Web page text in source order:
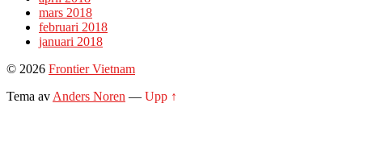
mars 2018
februari 2018
januari 2018
© 2026 Frontier Vietnam
Tema av Anders Noren — Upp ↑